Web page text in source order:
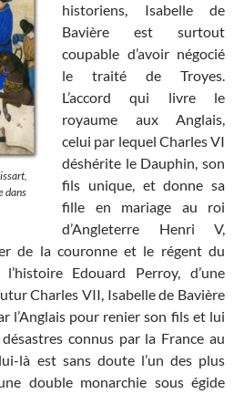
dans
historiens, Isabelle de
Bavière est surtout
coupable d’avoir négocié
le traité de Troyes.
L’accord qui livre le
royaume aux Anglais,
celui par lequel Charles VI
déshérite le Dauphin, son
fils unique, et donne sa
fille en mariage au roi
d’Angleterre Henri V,
de la couronne et le régent du
Edouard Perroy, d’une
Charles VII, Isabelle de Bavière
l’Anglais pour renier son fils et lui
connus par la France au
là est sans doute l’un des plus
double monarchie sous égide